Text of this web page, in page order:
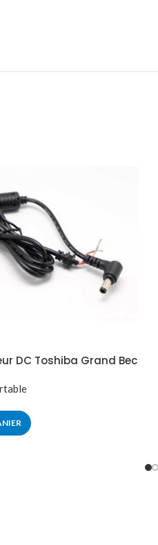
DC Toshiba Grand Bec